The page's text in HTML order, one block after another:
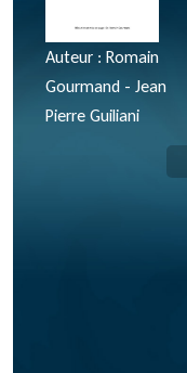
Auteur : Romain
Gourmand - Jean
Pierre Guiliani